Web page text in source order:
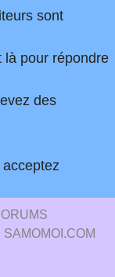
sont
là pour répondre
des